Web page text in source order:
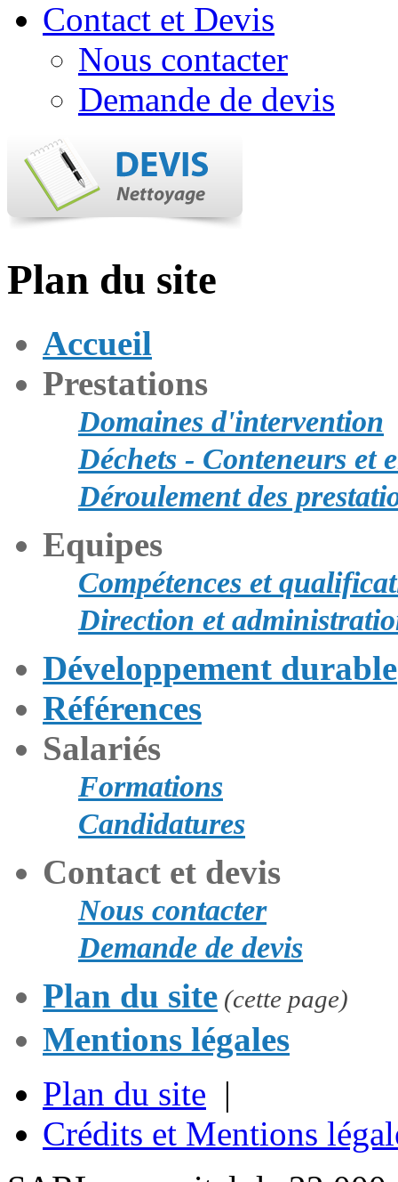
Contact et Devis
Nous contacter
Demande de devis
Plan du site
Accueil
Prestations
Domaines d'intervention
Déchets - Conteneurs et
Déroulement des
Equipes
Compétences et
Direction et
Développement durable
Références
Salariés
Formations
Candidatures
Contact et devis
Nous contacter
Demande de devis
Plan du site (cette page)
Mentions légales
Plan du site |
Crédits et Mentions